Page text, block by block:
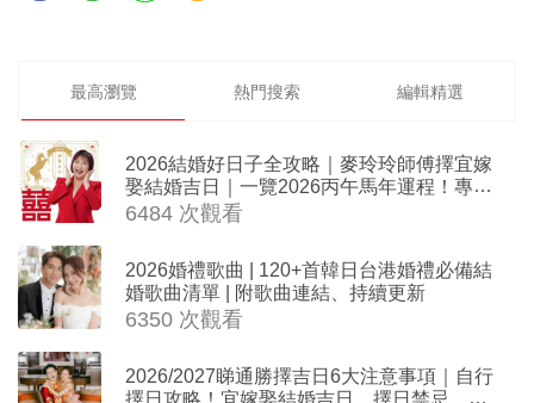
最高瀏覽 熱門搜索 編輯精選
2026結婚好日子全攻略｜麥玲玲師傅擇宜嫁
娶結婚吉日｜一覽2026丙午馬年運程！專業
擇日結婚+避開沖煞生肖指南
6484 次觀看
2026婚禮歌曲 | 120+首韓日台港婚禮必備結
婚歌曲清單 | 附歌曲連結、持續更新
6350 次觀看
2026/2027睇通勝擇吉日6大注意事項｜自行
擇日攻略！宜嫁娶結婚吉日、擇日禁忌、相